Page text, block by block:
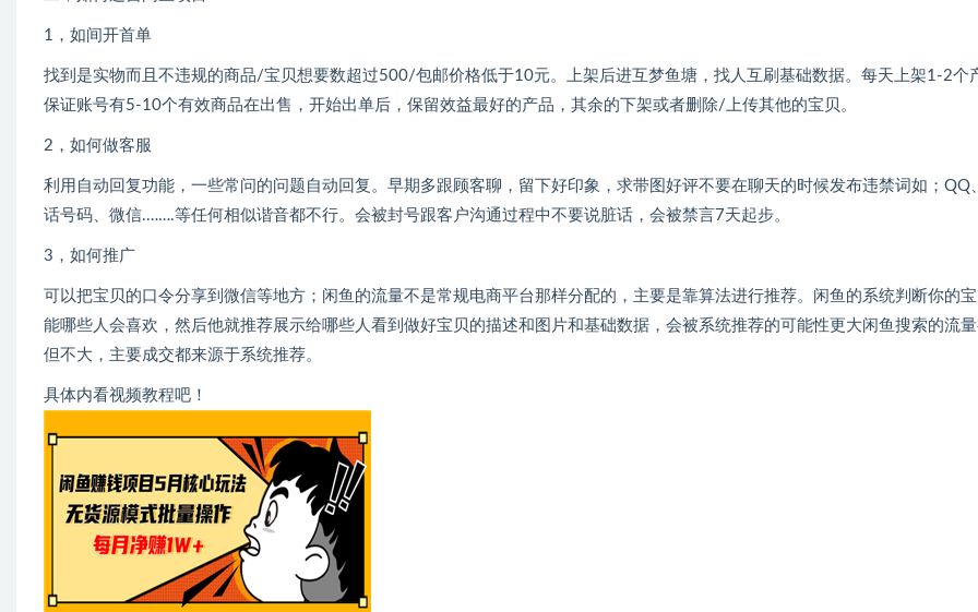
1，如间开首单
找到是实物而且不违规的商品/宝贝想要数超过500/包邮价格低于10元。上架后进互梦鱼塘，找人互刷基础数据。每天上架1-2个
保证账号有5-10个有效商品在出售，开始出单后，保留效益最好的产品，其余的下架或者删除/上传其他的宝贝。
2，如何做客服
利用自动回复功能，一些常问的问题自动回复。早期多跟顾客聊，留下好印象，求带图好评不要在聊天的时候发布违禁词如；QQ
话号码、微信.…….等任何相似谐音都不行。会被封号跟客户沟通过程中不要说脏话，会被禁言7天起步。
3，如何推广
可以把宝贝的口令分享到微信等地方；闲鱼的流量不是常规电商平台那样分配的，主要是靠算法进行推荐。闲鱼的系统判断你的宝
能哪些人会喜欢，然后他就推荐展示给哪些人看到做好宝贝的描述和图片和基础数据，会被系统推荐的可能性更大闲鱼搜索的流量
但不大，主要成交都来源于系统推荐。
具体内看视频教程吧！